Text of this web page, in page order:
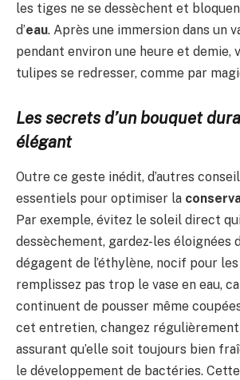
les tiges ne se dessèchent et
d’eau. Après une immersion dans un
pendant environ une heure et demie,
tulipes se redresser, comme par
Les secrets d’un bouquet
élégant
Outre ce geste inédit, d’autres
essentiels pour optimiser la
Par exemple, évitez le soleil direct
dessèchement, gardez-les éloignées
dégagent de l’éthylène, nocif pour
remplissez pas trop le vase en eau,
continuent de pousser même
cet entretien, changez régulièrement
assurant qu’elle soit toujours bien
le développement de bactéries.